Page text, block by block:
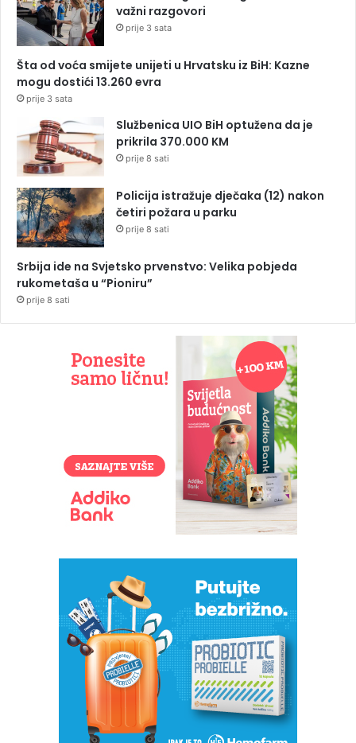
važni razgovori
prije 3 sata
Šta od voća smijete unijeti u Hrvatsku iz BiH: Kazne
mogu dostići 13.260 evra
prije 3 sata
Službenica UIO BiH optužena da je
prikrila 370.000 KM
prije 8 sati
Policija istražuje dječaka (12) nakon
četiri požara u parku
prije 8 sati
Srbija ide na Svjetsko prvenstvo: Velika pobjeda
rukometaša u “Pioniru”
prije 8 sati